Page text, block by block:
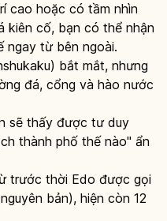
cao hoặc có tầm nhìn
kiên cố, bạn có thể nhận
ngay từ bên ngoài.
bắt mắt, nhưng
đá, cổng và hào nước
sẽ thấy được tư duy
thành phố thế nào" ẩn
trước thời Edo được gọi
bản), hiện còn 12